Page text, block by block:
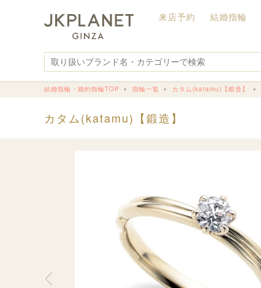
来店予約 結婚指輪
結婚指輪・婚約指輪TOP 指輪一覧 カタム(katamu)【鍛造】
カタム(katamu)【鍛造】